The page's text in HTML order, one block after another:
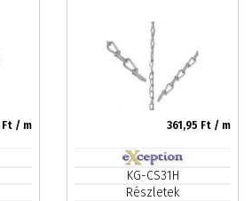
Ft / m 361,95 Ft / m
KG-CS31H
Részletek